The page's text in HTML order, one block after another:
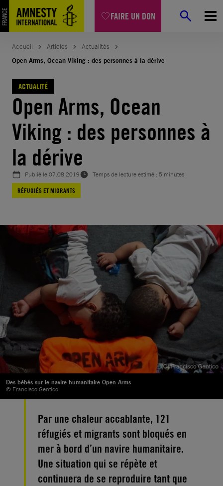
FAIRE UN DON
Aller
au
contenu
Accueil Articles
Actualités
Open Arms, Ocean Viking : des personnes à la dérive
ACTUALITÉ
Open Arms, Ocean
Viking : des personnes à
la dérive
Publié le07.08.2019
Temps de lecture estimé : 5 minutes
RÉFUGIÉS ET MIGRANTS
Des bébés sur le navire humanitaire Open Arms
© Francisco Gentico
Par une chaleur accablante, 121
réfugiés et migrants sont bloqués en
mer à bord d’un navire humanitaire.
Une situation qui se répète et
continuera de se reproduire tant que